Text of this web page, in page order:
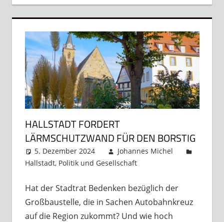
HALLSTADT FORDERT
LÄRMSCHUTZWAND FÜR DEN BORSTIG
5. Dezember 2024
Johannes Michel
Hallstadt, Politik und Gesellschaft
Hat der Stadtrat Bedenken bezüglich der
Großbaustelle, die in Sachen Autobahnkreuz
auf die Region zukommt? Und wie hoch